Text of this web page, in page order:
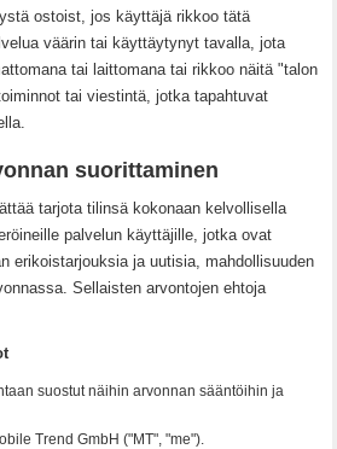
ostoist, jos käyttäjä rikkoo tätä
väärin tai käyttäytynyt tavalla, jota
tai laittomana tai rikkoo näitä "talon
tai viestintä, jotka tapahtuvat
suorittaminen
tarjota tilinsä kokonaan kelvollisella
palvelun käyttäjille, jotka ovat
erikoistarjouksia ja uutisia, mahdollisuuden
Sellaisten arvontojen ehtoja
suostut näihin arvonnan sääntöihin ja
Trend GmbH ("MT", "me").